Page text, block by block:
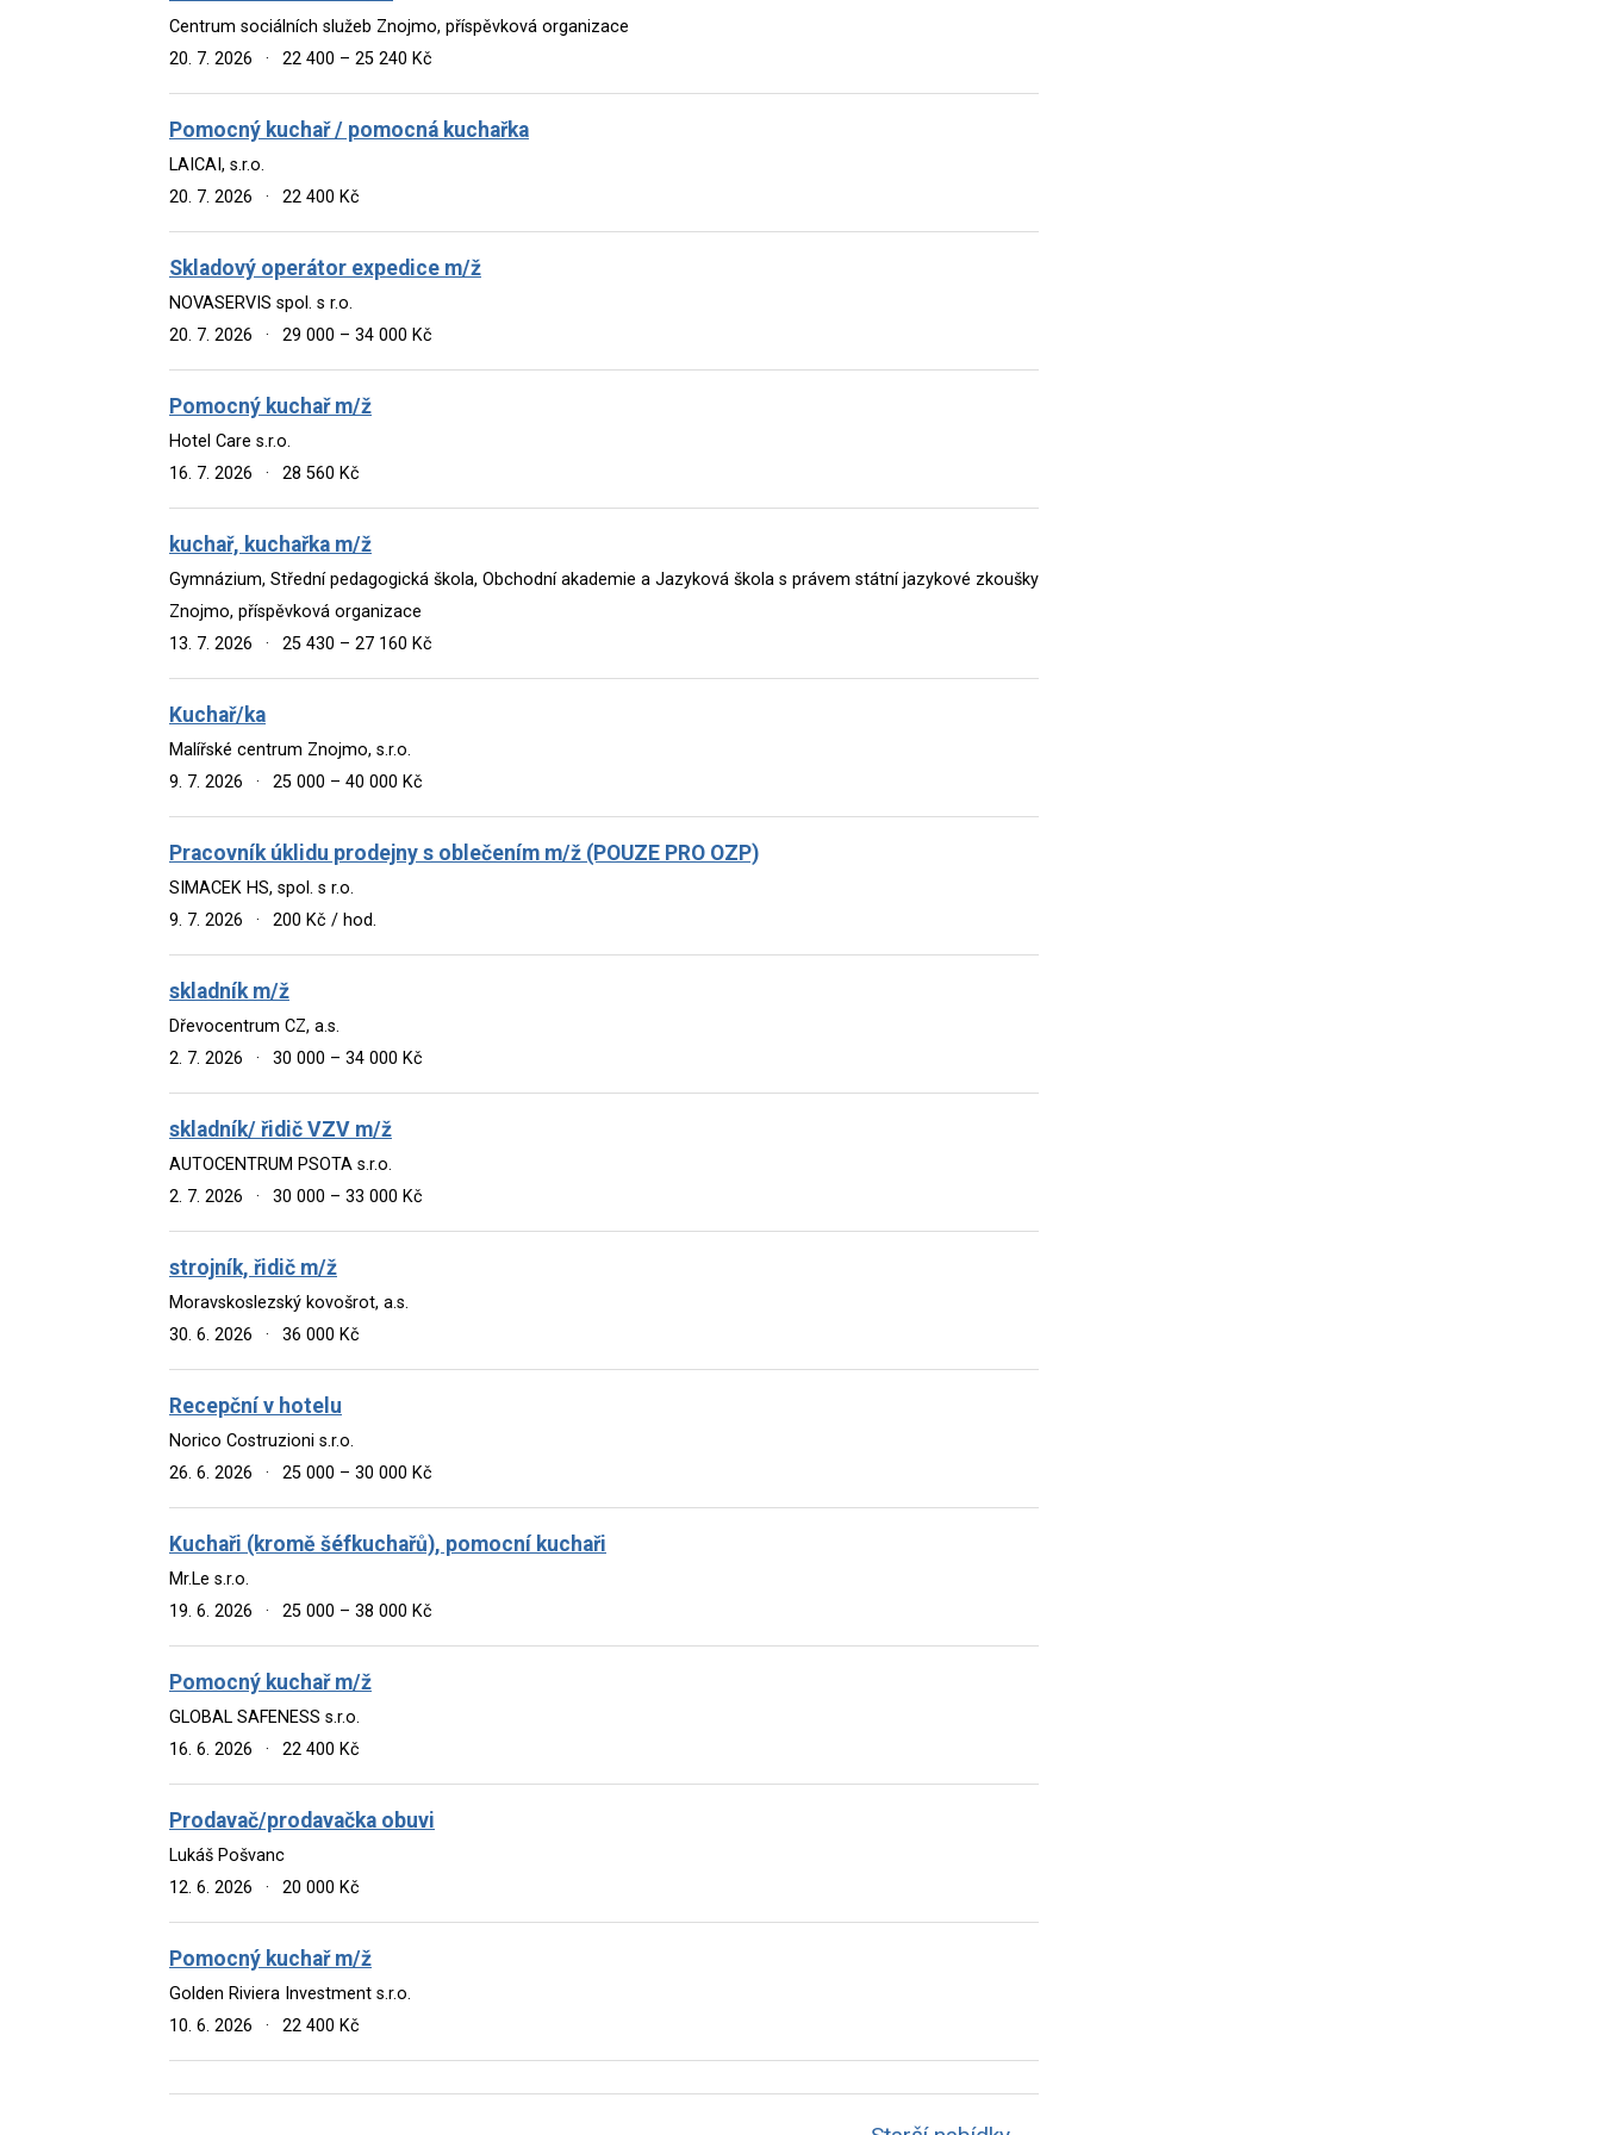
Centrum sociálních služeb Znojmo, příspěvková organizace
20. 7. 2026
· 22 400 – 25 240 Kč
Pomocný kuchař / pomocná kuchařka
LAICAI, s.r.o.
20. 7. 2026
· 22 400 Kč
Skladový operátor expedice m/ž
NOVASERVIS spol. s r.o.
20. 7. 2026
· 29 000 – 34 000 Kč
Pomocný kuchař m/ž
Hotel Care s.r.o.
16. 7. 2026
· 28 560 Kč
kuchař, kuchařka m/ž
Gymnázium, Střední pedagogická škola, Obchodní akademie a Jazyková škola s právem státní jazykové zkoušky
Znojmo, příspěvková organizace
13. 7. 2026
· 25 430 – 27 160 Kč
Kuchař/ka
Malířské centrum Znojmo, s.r.o.
9. 7. 2026
· 25 000 – 40 000 Kč
Pracovník úklidu prodejny s oblečením m/ž (POUZE PRO OZP)
SIMACEK HS, spol. s r.o.
9. 7. 2026
· 200 Kč / hod.
skladník m/ž
Dřevocentrum CZ, a.s.
2. 7. 2026
· 30 000 – 34 000 Kč
skladník/ řidič VZV m/ž
AUTOCENTRUM PSOTA s.r.o.
2. 7. 2026
· 30 000 – 33 000 Kč
strojník, řidič m/ž
Moravskoslezský kovošrot, a.s.
30. 6. 2026
· 36 000 Kč
Recepční v hotelu
Norico Costruzioni s.r.o.
26. 6. 2026
· 25 000 – 30 000 Kč
Kuchaři (kromě šéfkuchařů), pomocní kuchaři
Mr.Le s.r.o.
19. 6. 2026
· 25 000 – 38 000 Kč
Pomocný kuchař m/ž
GLOBAL SAFENESS s.r.o.
16. 6. 2026
· 22 400 Kč
Prodavač/prodavačka obuvi
Lukáš Pošvanc
12. 6. 2026
· 20 000 Kč
Pomocný kuchař m/ž
Golden Riviera Investment s.r.o.
10. 6. 2026
· 22 400 Kč